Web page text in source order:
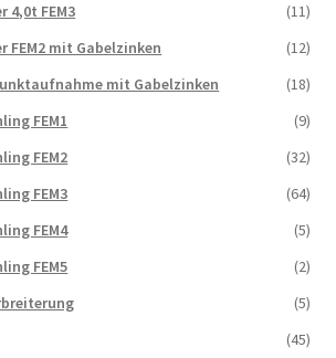
4,0t FEM3
(11)
FEM2 mit Gabelzinken
(12)
mit Gabelzinken
(18)
FEM1
(9)
FEM2
(32)
FEM3
(64)
FEM4
(5)
FEM5
(2)
(5)
(45)